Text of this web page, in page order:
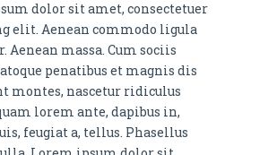
dolor sit amet, consectetuer
elit. Aenean commodo ligula
Aenean massa. Cum sociis
penatibus et magnis dis
montes, nascetur ridiculus
lorem ante, dapibus in,
feugiat a, tellus. Phasellus